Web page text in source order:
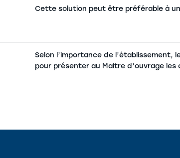
Cette solution peut être préférable à
Selon l’importance de l’établissement,
pour présenter au Maitre d’ouvrage